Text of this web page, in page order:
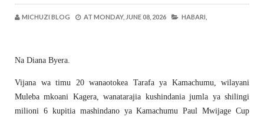
MICHUZI BLOG AT MONDAY, JUNE 08, 2026 HABARI,
Na Diana Byera.
Vijana wa timu 20 wanaotokea Tarafa ya Kamachumu, wilayani
Muleba mkoani Kagera, wanatarajia kushindania jumla ya shilingi
milioni 6 kupitia mashindano ya Kamachumu Paul Mwijage Cup